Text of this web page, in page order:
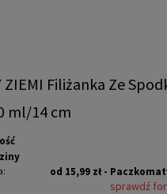
ZIEMI Filiżanka Ze
ml/14 cm
od 15,99 zł -
sprawdź